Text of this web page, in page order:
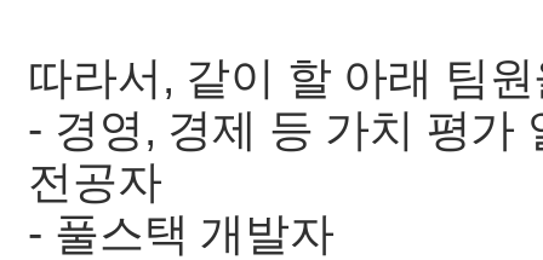
따라서, 같이 할 아래 팀
- 경영, 경제 등 가치 평가
전공자
- 풀스택 개발자